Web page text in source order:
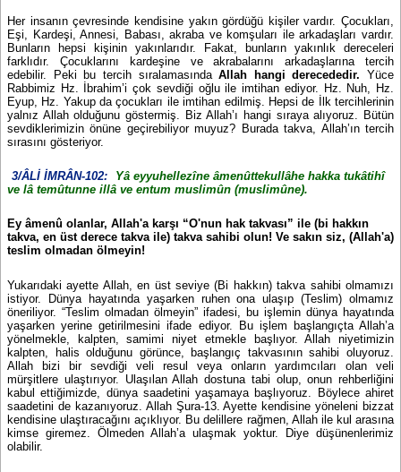
Her insanın çevresinde kendisine yakın gördüğü kişiler vardır. Çocukları,
Eşi, Kardeşi, Annesi, Babası, akraba ve komşuları ile arkadaşları vardır.
Bunların hepsi kişinin yakınlarıdır. Fakat, bunların yakınlık dereceleri
farklıdır. Çocuklarını kardeşine ve akrabalarını arkadaşlarına tercih
edebilir. Peki bu tercih sıralamasındaAllah hangi derecededir. Yüce
Rabbimiz Hz. İbrahim’i çok sevdiği oğlu ile imtihan ediyor. Hz. Nuh, Hz.
Eyup, Hz. Yakup da çocukları ile imtihan edilmiş. Hepsi de İlk tercihlerinin
yalnız Allah olduğunu göstermiş. Biz Allah’ı hangi sıraya alıyoruz. Bütün
sevdiklerimizin önüne geçirebiliyor muyuz? Burada takva, Allah’ın tercih
sırasını gösteriyor.
3/ÂLİ İMRÂN-102:
Yâ eyyuhellezîne âmenûttekullâhe hakka tukâtihî
ve lâ temûtunne illâ ve entum muslimûn (muslimûne).
Ey âmenû olanlar, Allah'a karşı “O'nun hak takvası” ile (bi hakkın
takva, en üst derece takva ile) takva sahibi olun! Ve sakın siz, (Allah'a)
teslim olmadan ölmeyin!
Yukarıdaki ayette Allah, en üst seviye (Bi hakkın) takva sahibi olmamızı
istiyor. Dünya hayatında yaşarken ruhen ona ulaşıp (Teslim) olmamız
öneriliyor. “Teslim olmadan ölmeyin” ifadesi, bu işlemin dünya hayatında
yaşarken yerine getirilmesini ifade ediyor. Bu işlem başlangıçta Allah’a
yönelmekle, kalpten, samimi niyet etmekle başlıyor. Allah niyetimizin
kalpten, halis olduğunu görünce, başlangıç takvasının sahibi oluyoruz.
Allah bizi bir sevdiği veli resul veya onların yardımcıları olan veli
mürşitlere ulaştırıyor. Ulaşılan Allah dostuna tabi olup, onun rehberliğini
kabul ettiğimizde, dünya saadetini yaşamaya başlıyoruz. Böylece ahiret
saadetini de kazanıyoruz. Allah Şura-13. Ayette kendisine yöneleni bizzat
kendisine ulaştıracağını açıklıyor. Bu delillere rağmen, Allah ile kul arasına
kimse giremez. Ölmeden Allah’a ulaşmak yoktur. Diye düşünenlerimiz
olabilir.